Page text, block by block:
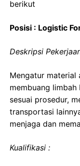
berikut
Posisi : Logistic
Deskripsi
Mengatur material
membuang
sesuai prosedur,
transportasi
menjaga dan
Kualifikasi :